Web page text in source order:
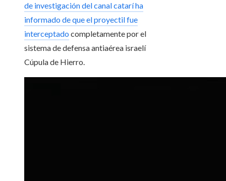
de investigación del canal catarí ha
informado de que el proyectil fue
interceptado completamente por el
sistema de defensa antiaérea israelí
Cúpula de Hierro.